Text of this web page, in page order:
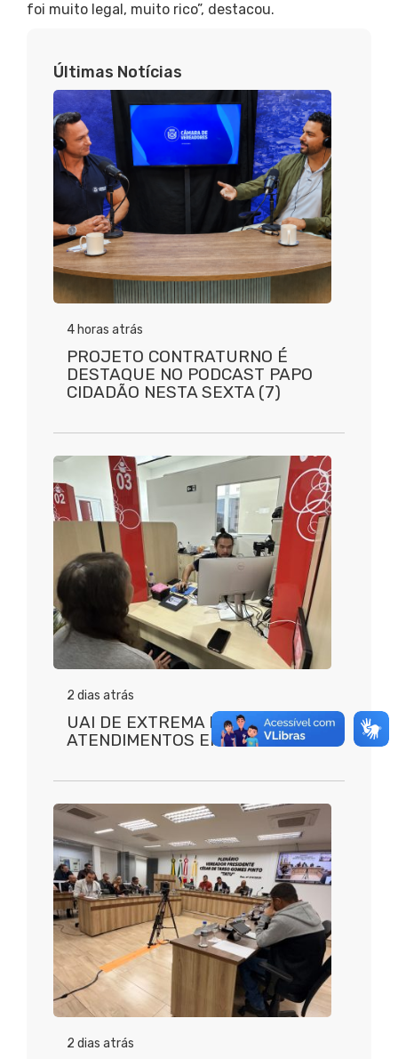
foi muito legal, muito rico”, destacou.
Últimas Notícias
4 horas atrás
PROJETO CONTRATURNO É
DESTAQUE NO PODCAST PAPO
CIDADÃO NESTA SEXTA (7)
2 dias atrás
UAI DE EXTREMA REGISTRA 3.862
ATENDIMENTOS EM JULHO
2 dias atrás